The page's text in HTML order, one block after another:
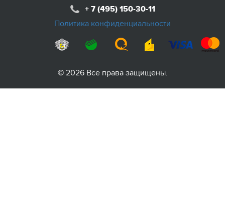
+ 7 (495) 150-30-11
Политика конфиденциальности
© 2026 Все права защищены.